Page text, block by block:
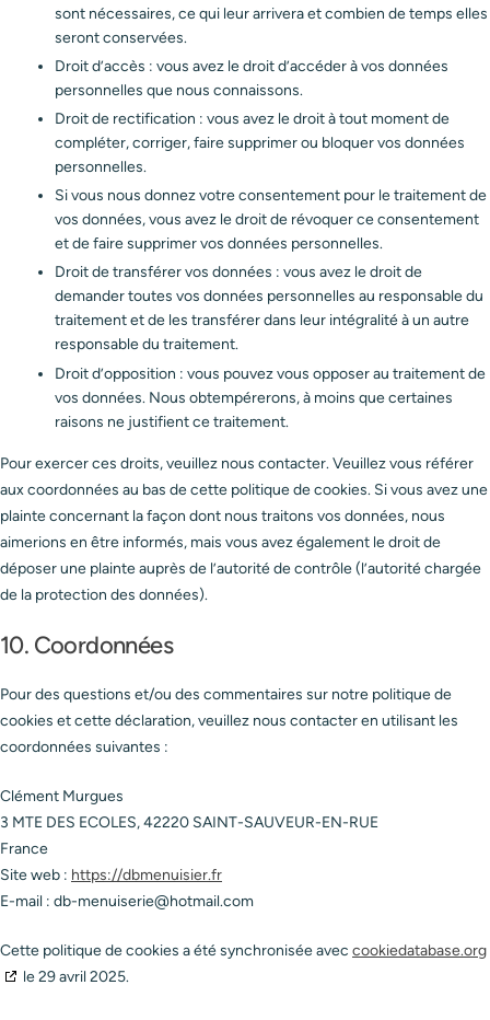
sont nécessaires, ce qui leur arrivera et combien de temps elles
seront conservées.
Droit d’accès : vous avez le droit d’accéder à vos données
personnelles que nous connaissons.
Droit de rectification : vous avez le droit à tout moment de
compléter, corriger, faire supprimer ou bloquer vos données
personnelles.
Si vous nous donnez votre consentement pour le traitement de
vos données, vous avez le droit de révoquer ce consentement
et de faire supprimer vos données personnelles.
Droit de transférer vos données : vous avez le droit de
demander toutes vos données personnelles au responsable du
traitement et de les transférer dans leur intégralité à un autre
responsable du traitement.
Droit d’opposition : vous pouvez vous opposer au traitement de
vos données. Nous obtempérerons, à moins que certaines
raisons ne justifient ce traitement.
Pour exercer ces droits, veuillez nous contacter. Veuillez vous référer
aux coordonnées au bas de cette politique de cookies. Si vous avez une
plainte concernant la façon dont nous traitons vos données, nous
aimerions en être informés, mais vous avez également le droit de
déposer une plainte auprès de l’autorité de contrôle (l’autorité chargée
de la protection des données).
10. Coordonnées
Pour des questions et/ou des commentaires sur notre politique de
cookies et cette déclaration, veuillez nous contacter en utilisant les
coordonnées suivantes :
Clément Murgues
3 MTE DES ECOLES, 42220 SAINT-SAUVEUR-EN-RUE
France
Site web : https://dbmenuisier.fr
E-mail : db-menuiserie@hotmail.com
Cette politique de cookies a été synchronisée avec cookiedatabase.org
le 29 avril 2025.